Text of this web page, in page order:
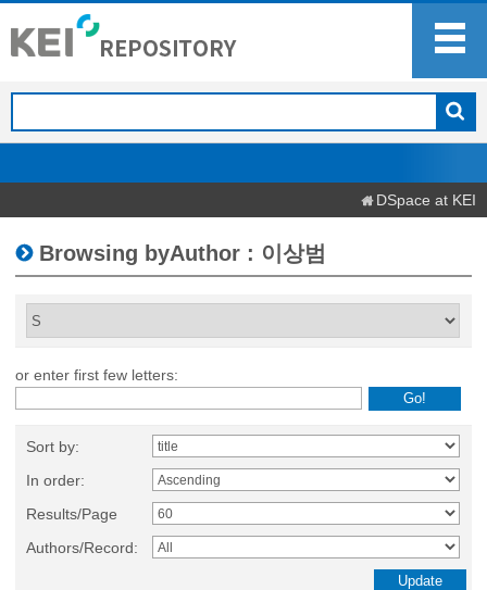
DSpace at KEI
Browsing byAuthor : 이상범
or enter first few letters:
Sort by:
In order:
Results/Page
Authors/Record: